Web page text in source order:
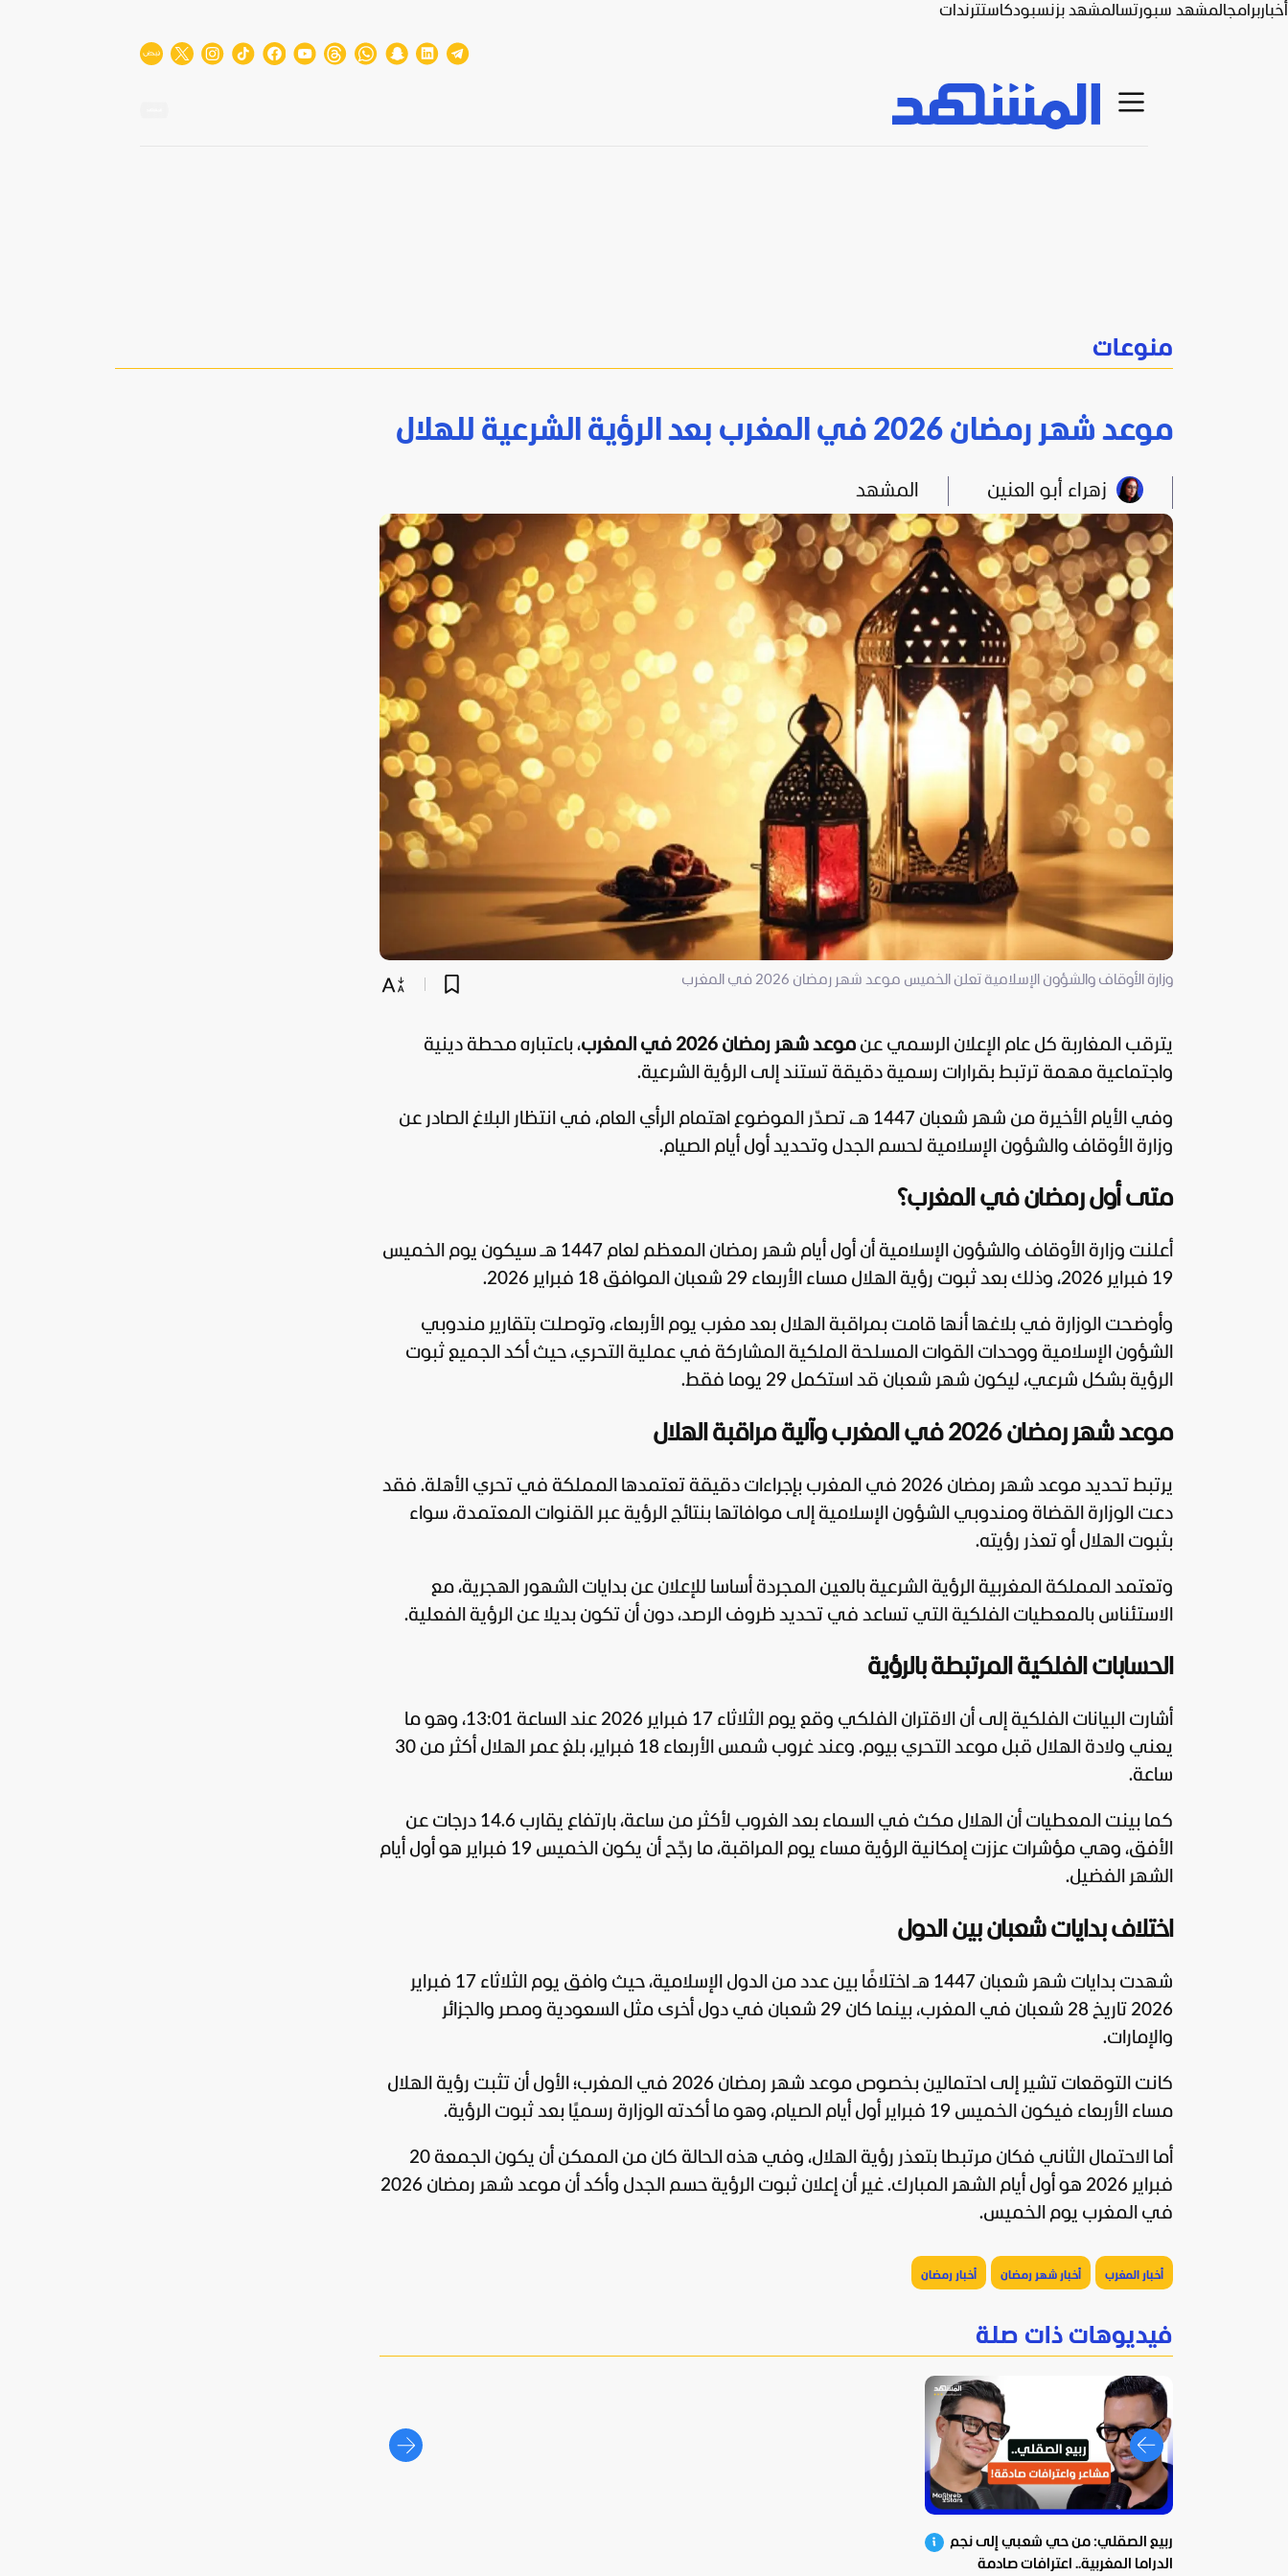
أخباربرامجالمشهد سبورتسالمشهد بزنسبودكاستترندات
منوعات
موعد شهر رمضان 2026 في المغرب بعد الرؤية الشرعية للهلال
زهراء أبو العنين المشهد
وزارة الأوقاف والشؤون الإسلامية تعلن الخميس موعد شهر رمضان 2026 في المغرب
يترقب المغاربة كل عام الإعلان الرسمي عن موعد شهر رمضان 2026 في المغرب
، باعتباره محطة دينية
واجتماعية مهمة ترتبط بقرارات رسمية دقيقة تستند إلى الرؤية الشرعية.
وفي الأيام الأخيرة من شهر شعبان 1447 هـ، تصدّر الموضوع اهتمام الرأي العام، في انتظار البلاغ الصادر عن
وزارة الأوقاف والشؤون الإسلامية لحسم الجدل وتحديد أول أيام الصيام.
متى أول رمضان في المغرب؟
أعلنت وزارة الأوقاف والشؤون الإسلامية أن أول أيام شهر رمضان المعظم لعام 1447 هـ سيكون يوم الخميس
19 فبراير 2026، وذلك بعد ثبوت رؤية الهلال مساء الأربعاء 29 شعبان الموافق 18 فبراير 2026.
وأوضحت الوزارة في بلاغها أنها قامت بمراقبة الهلال بعد مغرب يوم الأربعاء، وتوصلت بتقارير مندوبي
الشؤون الإسلامية ووحدات القوات المسلحة الملكية المشاركة في عملية التحري، حيث أكد الجميع ثبوت
الرؤية بشكل شرعي، ليكون شهر شعبان قد استكمل 29 يوما فقط.
موعد شهر رمضان 2026 في المغرب وآلية مراقبة الهلال
يرتبط تحديد موعد شهر رمضان 2026 في المغرب بإجراءات دقيقة تعتمدها المملكة في تحري الأهلة. فقد
دعت الوزارة القضاة ومندوبي الشؤون الإسلامية إلى موافاتها بنتائج الرؤية عبر القنوات المعتمدة، سواء
بثبوت الهلال أو تعذر رؤيته.
وتعتمد المملكة المغربية الرؤية الشرعية بالعين المجردة أساسا للإعلان عن بدايات الشهور الهجرية، مع
الاستئناس بالمعطيات الفلكية التي تساعد في تحديد ظروف الرصد، دون أن تكون بديلا عن الرؤية الفعلية.
الحسابات الفلكية المرتبطة بالرؤية
أشارت البيانات الفلكية إلى أن الاقتران الفلكي وقع يوم الثلاثاء 17 فبراير 2026 عند الساعة 13:01، وهو ما
يعني ولادة الهلال قبل موعد التحري بيوم. وعند غروب شمس الأربعاء 18 فبراير، بلغ عمر الهلال أكثر من 30
ساعة.
كما بينت المعطيات أن الهلال مكث في السماء بعد الغروب لأكثر من ساعة، بارتفاع يقارب 14.6 درجات عن
الأفق، وهي مؤشرات عززت إمكانية الرؤية مساء يوم المراقبة، ما رجّح أن يكون الخميس 19 فبراير هو أول أيام
الشهر الفضيل.
اختلاف بدايات شعبان بين الدول
شهدت بدايات شهر شعبان 1447 هـ اختلافًا بين عدد من الدول الإسلامية، حيث وافق يوم الثلاثاء 17 فبراير
2026 تاريخ 28 شعبان في المغرب، بينما كان 29 شعبان في دول أخرى مثل السعودية ومصر والجزائر
والإمارات.
كانت التوقعات تشير إلى احتمالين بخصوص موعد شهر رمضان 2026 في المغرب؛ الأول أن تثبت رؤية الهلال
مساء الأربعاء فيكون الخميس 19 فبراير أول أيام الصيام، وهو ما أكدته الوزارة رسميًا بعد ثبوت الرؤية.
أما الاحتمال الثاني فكان مرتبطا بتعذر رؤية الهلال، وفي هذه الحالة كان من الممكن أن يكون الجمعة 20
فبراير 2026 هو أول أيام الشهر المبارك. غير أن إعلان ثبوت الرؤية حسم الجدل وأكد أن موعد شهر رمضان 2026
في المغرب يوم الخميس.
أخبار المغرب أخبار شهر رمضان أخبار رمضان
فيديوهات ذات صلة
ربيع الصقلي: من حي شعبي إلى نجم
الدراما المغربية.. اعترافات صادمة